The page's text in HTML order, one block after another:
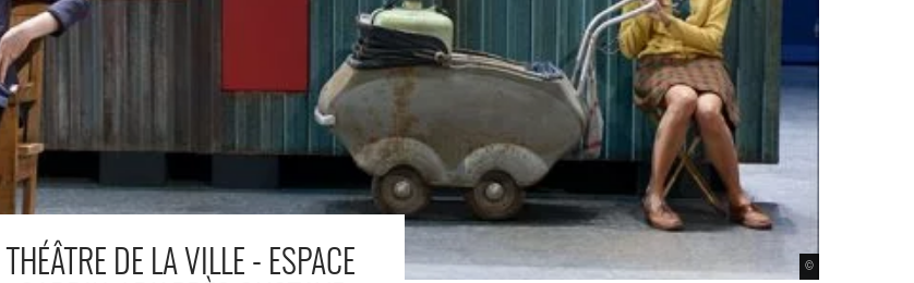
©
THÉÂTRE DE LA VILLE - ESPACE